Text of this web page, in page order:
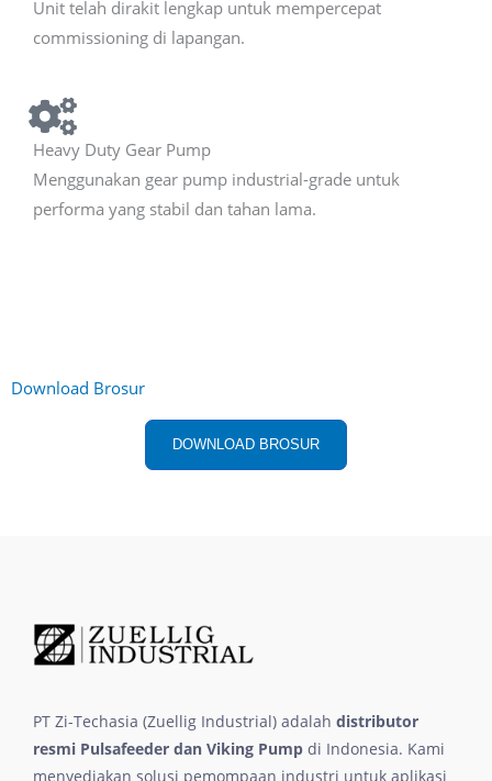
Unit telah dirakit lengkap untuk mempercepat
commissioning di lapangan.
Heavy Duty Gear Pump
Menggunakan gear pump industrial-grade untuk
performa yang stabil dan tahan lama.
Download Brosur
DOWNLOAD BROSUR
PT Zi-Techasia (Zuellig Industrial) adalah distributor
resmi Pulsafeeder dan Viking Pump di Indonesia. Kami
menyediakan solusi pemompaan industri untuk aplikasi